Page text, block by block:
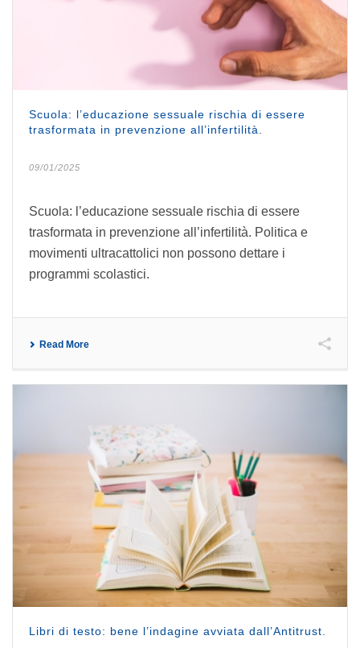
Scuola: l’educazione sessuale rischia di essere
trasformata in prevenzione all’infertilità.
09/01/2025
Scuola: l’educazione sessuale rischia di essere
trasformata in prevenzione all’infertilità. Politica e
movimenti ultracattolici non possono dettare i
programmi scolastici.
Read More
Libri di testo: bene l’indagine avviata dall’Antitrust.